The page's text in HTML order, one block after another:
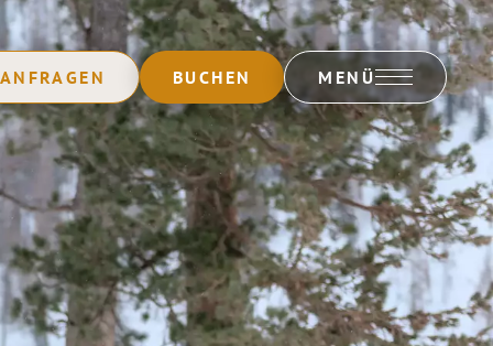
ANFRAGEN BUCHEN MENÜ